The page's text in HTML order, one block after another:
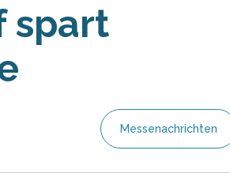
spart
Messenachrichten